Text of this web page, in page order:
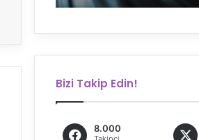
Bizi Takip Edin!
8.000